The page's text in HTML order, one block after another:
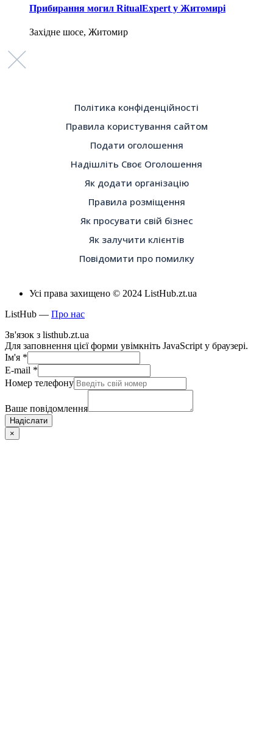
Прибирання могил RitualExpert у Житомирі
Західне шосе, Житомир
Політика конфіденційності
Правила користування сайтом
Подати оголошення
Надішліть Своє Оголошення
Як додати організацію
Правила розміщення
Як просувати свій бізнес
Як залучити клієнтів
Повідомити про помилку
Усі права захищено © 2024 ListHub.zt.ua
ListHub — Про нас
Зв'язок з listhub.zt.ua
Для заповнення цієї форми увімкніть JavaScript у браузері.
Ім'я *
E-mail *
Номер телефону
Ваше повідомлення
Надіслати
×